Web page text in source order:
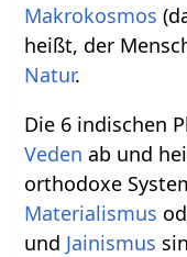
Makrokosmos
heißt, der
Natur.
Die 6 indischen
Veden ab und
orthodoxe
Materialismus
und Jainismus